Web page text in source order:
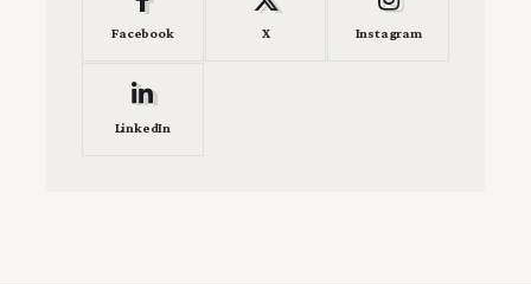
Facebook X Instagram
LinkedIn